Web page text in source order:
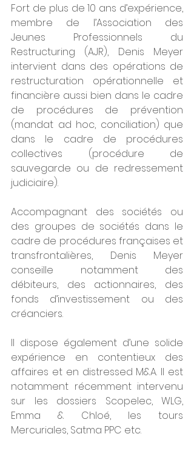
Fort de plus de 10 ans d’expérience,
membre de l’Association des
Jeunes Professionnels du
Restructuring (AJR), Denis Meyer
intervient dans des opérations de
restructuration opérationnelle et
financière aussi bien dans le cadre
de procédures de prévention
(mandat ad hoc, conciliation) que
dans le cadre de procédures
collectives (procédure de
sauvegarde ou de redressement
judiciaire).
Accompagnant des sociétés ou
des groupes de sociétés dans le
cadre de procédures françaises et
transfrontalières, Denis Meyer
conseille notamment des
débiteurs, des actionnaires, des
fonds d’investissement ou des
créanciers.
Il dispose également d’une solide
expérience en contentieux des
affaires et en distressed M&A. Il est
notamment récemment intervenu
sur les dossiers Scopelec, WLG,
Emma & Chloé, les tours
Mercuriales, Satma PPC etc.